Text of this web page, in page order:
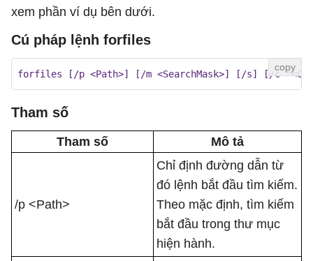
xem phần ví dụ bên dưới.
Cú pháp lệnh forfiles
forfiles [/p <Path>] [/m <SearchMask>] [/s] [/c
Tham số
Tham số Mô tả
/p <Path>
Chỉ định đường dẫn từ
đó lệnh bắt đầu tìm kiếm.
Theo mặc định, tìm kiếm
bắt đầu trong thư mục
hiện hành.